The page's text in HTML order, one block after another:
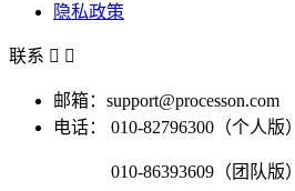
隐私政策
联系  
邮箱：support@processon.com
电话：
010-82796300（个人版）
010-86393609（团队版）